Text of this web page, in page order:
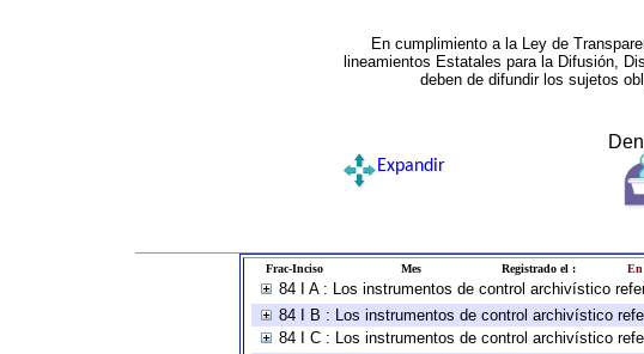
En cumplimiento a la Ley de
lineamientos Estatales para la Difusión,
deben de difundir los sujetos
Expandir
Frac-Inciso Mes Registrado el : En
84 I A : Los instrumentos de control archivístico
84 I B : Los instrumentos de control archivístico
84 I C : Los instrumentos de control archivístico